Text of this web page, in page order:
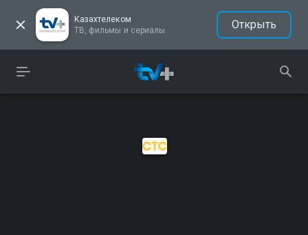
Казахтелеком
ТВ, фильмы и сериалы
Открыть